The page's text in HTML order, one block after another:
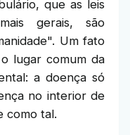
que as leis
gerais, são
Um fato
lugar comum da
a doença só
no interior de
como tal.